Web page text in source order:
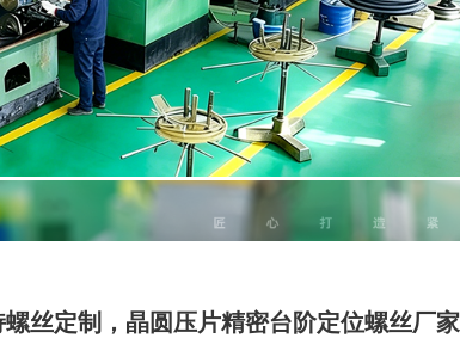
丝定制，晶圆压片精密台阶定位螺丝厂家